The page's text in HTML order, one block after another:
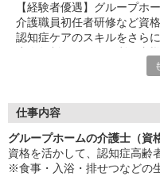
【経験者優遇】グループホ
介護職員初任者研修など資
認知症ケアのスキルをさらに
ブランクのある方も歓迎◎復
キャリアアップ・昇給も目指
研修制度も充実しており、
やりがいを感じられる職場
仕事内容
グループホームの介護士（資
資格を活かして、認知症高齢
※食事・入浴・排せつなどの